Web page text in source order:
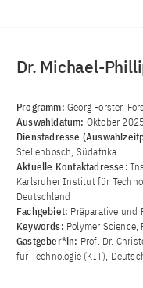
Dr. Michael-
Programm: Georg Forster-
Auswahldatum: Oktober 2025
Dienstadresse
Stellenbosch, Südafrika
Aktuelle Kontaktadresse:
Karlsruher Institut für
Deutschland
Fachgebiet: Präparative und
Keywords: Polymer
Gastgeber*in: Prof. Dr.
für Technologie (KIT),